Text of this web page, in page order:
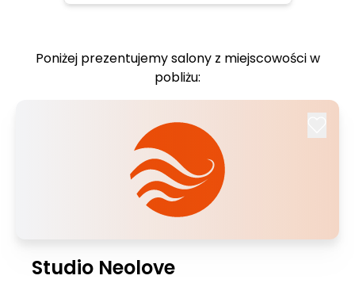
Poniżej prezentujemy salony z miejscowości w
pobliżu:
Studio Neolove